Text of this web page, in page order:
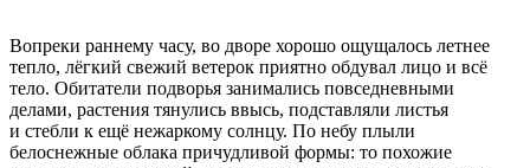
Вопреки раннему часу, во дворе хорошо ощущалось летнее
тепло, лёгкий свежий ветерок приятно обдувал лицо и всё
тело. Обитатели подворья занимались повседневными
делами, растения тянулись ввысь, подставляли листья
и стебли к ещё нежаркому солнцу. По небу плыли
белоснежные облака причудливой формы: то похожие